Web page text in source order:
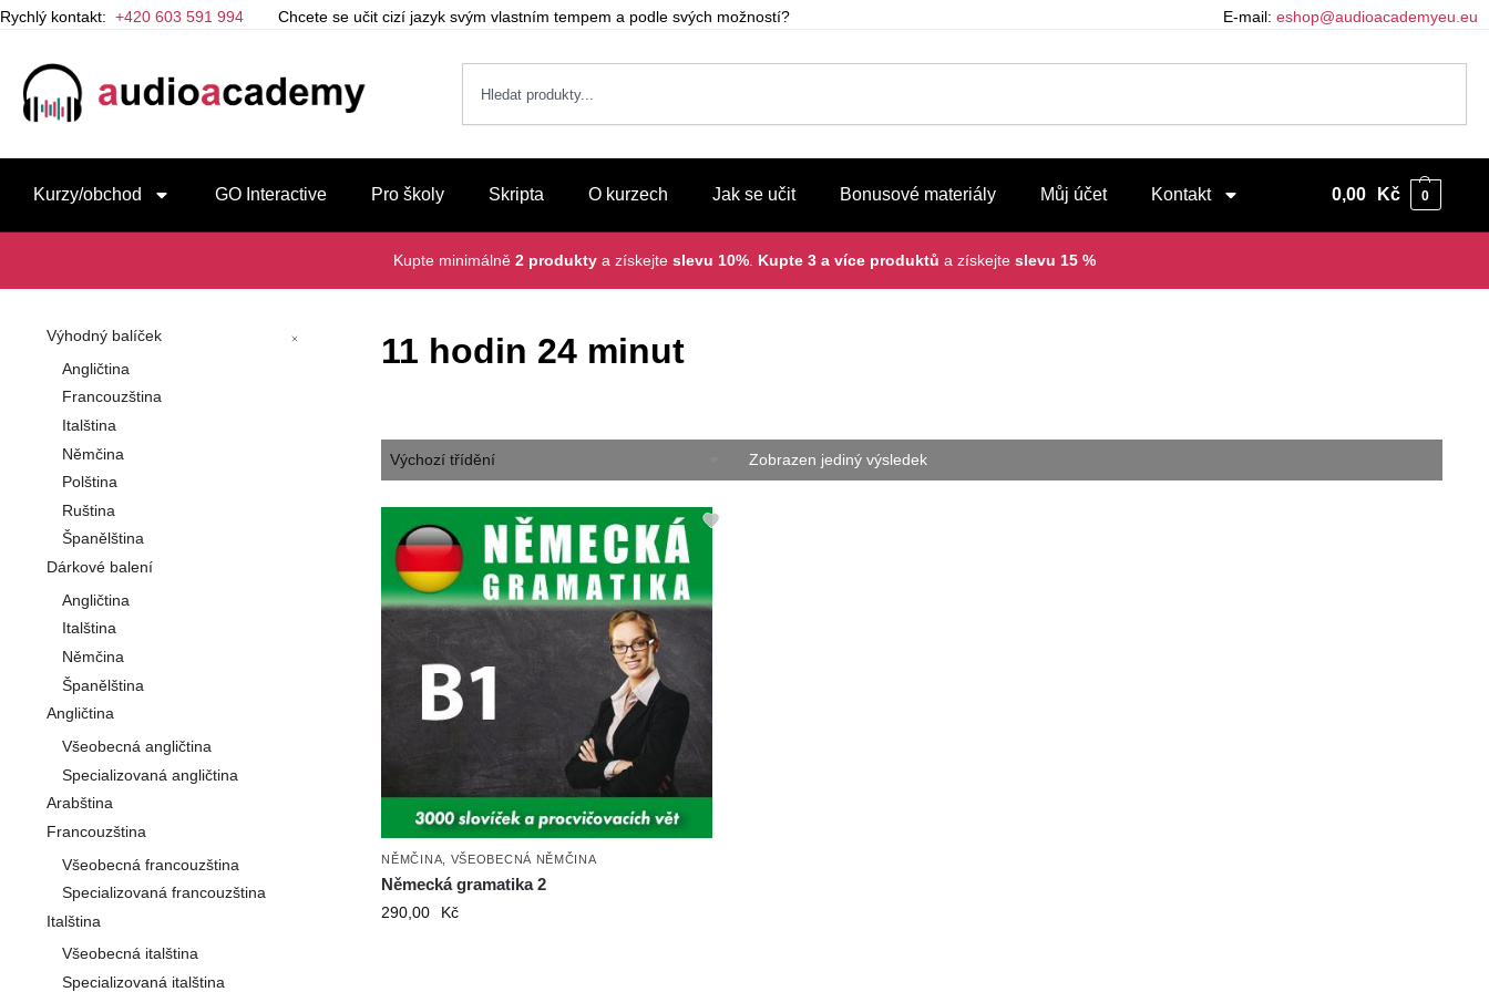
Rychlý kontakt: +420 603 591 994 Chcete se učit cizí jazyk svým vlastním tempem a podle svých možností? E-mail: eshop@audioacademyeu.eu
Kurzy/obchod GO Interactive Pro školy Skripta O kurzech Jak se učit Bonusové materiály Můj účet Kontakt 0,00 Kč 0
Kupte minimálně 2 produkty a získejte slevu 10% Kupte 3 a více produktů a získejte slevu 15 %
11 hodin 24 minut
Zobrazen jediný výsledek
NĚMČINA VŠEOBECNÁ NĚMČINA
Německá gramatika 2
290,00 Kč
Výhodný balíček
Angličtina
Francouzština
Italština
Němčina
Polština
Ruština
Španělština
Dárkové balení
Angličtina
Italština
Němčina
Španělština
Angličtina
Všeobecná angličtina
Specializovaná angličtina
Arabština
Francouzština
Všeobecná francouzština
Specializovaná francouzština
Italština
Všeobecná italština
Specializovaná italština